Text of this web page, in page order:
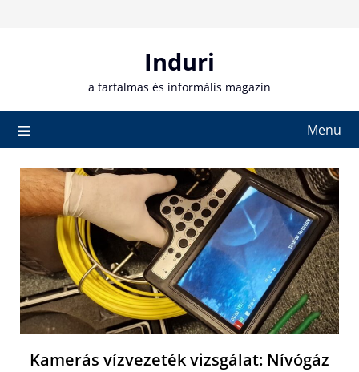
Induri
a tartalmas és informális magazin
Menu
Kamerás vízvezeték vizsgálat: Nívógáz